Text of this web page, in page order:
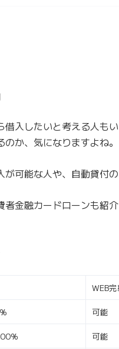
入したいと考える人も
か、気になりますよね。
可能な人や、自動貸付
金融カードローンも紹
WEB
可能
％ 可能